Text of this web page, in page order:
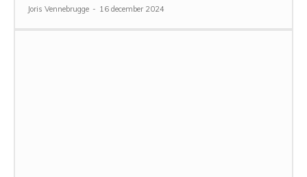
Joris Vennebrugge - 16 december 2024